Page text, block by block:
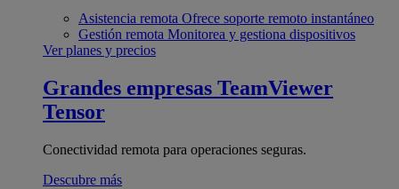
Asistencia remota Ofrece soporte remoto instantáneo
Gestión remota Monitorea y gestiona dispositivos
Ver planes y precios
Grandes empresas TeamViewer
Tensor
Conectividad remota para operaciones seguras.
Descubre más